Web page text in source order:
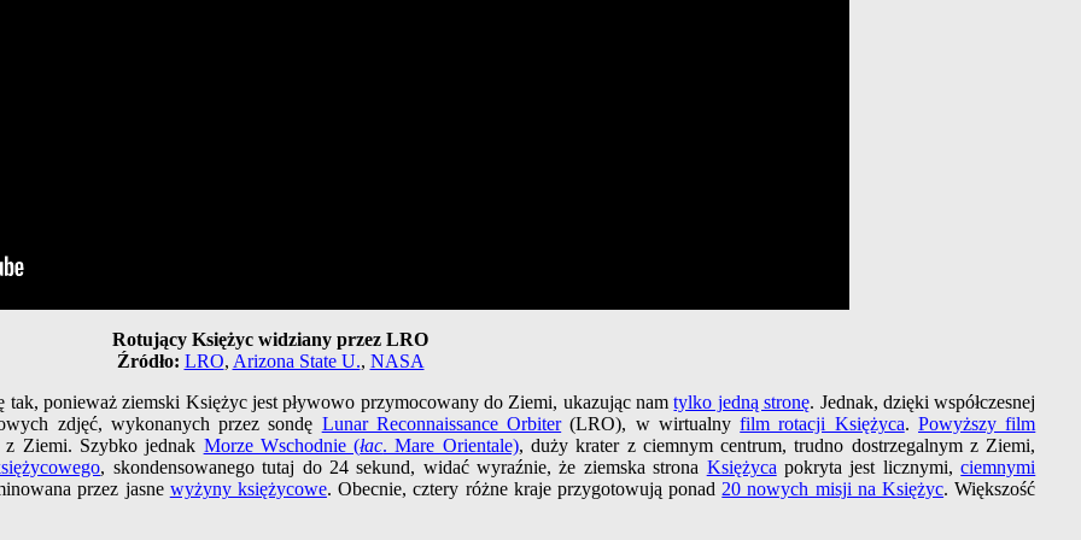
Rotujący Księżyc widziany przez LRO
Źródło: LRO, Arizona State U., NASA
ponieważ ziemski Księżyc jest pływowo przymocowany do Ziemi, ukazując namtylko jedną stronę. Jednak, dzięki współczesnej
zdjęć, wykonanych przez sondę Lunar Reconnaissance Orbiter(LRO), w wirtualnyfilm rotacji Księżyca.Powyższy film
z Ziemi. Szybko jednak Morze Wschodnie (łac. Mare Orientale), duży krater z ciemnym centrum, trudno dostrzegalnym z Ziemi,
, skondensowanego tutaj do 24 sekund, widać wyraźnie, że ziemska strona Księżyca pokryta jest licznymi,ciemnymi
przez jasne wyżyny księżycowe. Obecnie, cztery różne kraje przygotowują ponad 20 nowych misji na Księżyc. Większość